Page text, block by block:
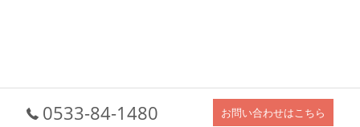
0533-84-1480 お問い合わせはこちら